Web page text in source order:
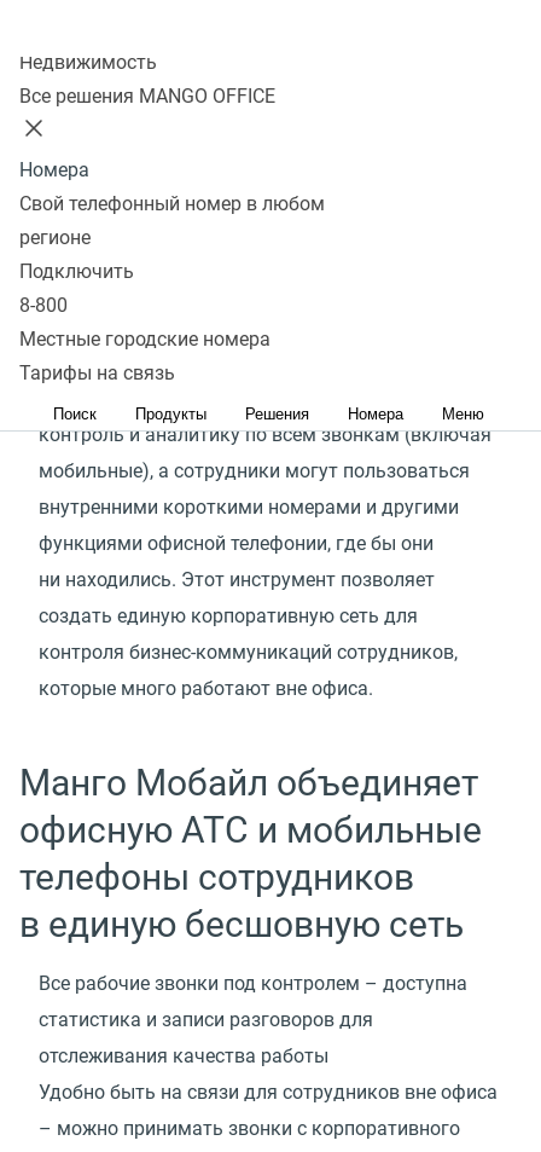
Недвижимость
Все решения MANGO OFFICE
Номера
Свой телефонный номер в любом
регионе
Подключить
8-800
Местные городские номера
Тарифы на связь
Поиск Продукты Решения Номера Меню
Что такое Mango Mobile?
Mango Mobile — это FMC-решение
Convergence), превращающее обычный
мобильный телефон в полноценный офисный
номер со всеми возможностями АТС.
контроль и аналитику по всем звонкам (включая
мобильные), а сотрудники могут пользоваться
внутренними короткими номерами и другими
функциями офисной телефонии, где бы они
ни находились. Этот инструмент позволяет
создать единую корпоративную сеть для
контроля бизнес-коммуникаций сотрудников,
которые много работают вне офиса.
Манго Мобайл объединяет
офисную АТС и мобильные
телефоны сотрудников
в единую бесшовную сеть
Все рабочие звонки под контролем – доступна
статистика и записи разговоров для
отслеживания качества работы
Удобно быть на связи для сотрудников вне офиса
– можно принимать звонки с корпоративного